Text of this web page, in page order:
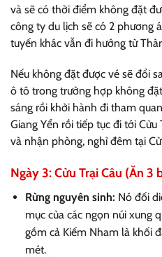
và sẽ có thời điểm không đặt
công ty du lịch sẽ có 2 phương
tuyến khác vẫn đi hướng từ
Nếu không đặt được vé sẽ đổi
ô tô trong trường hợp không
sáng rồi khởi hành đi tham
Giang Yển rồi tiếp tục đi tới Cửu
và nhận phòng, nghỉ đêm tại
Ngày 3: Cửu Trại Câu (Ăn 3
Rừng nguyên sinh: Nó đối
mục của các ngọn núi xung
gồm cả Kiếm Nham là khối
mét.